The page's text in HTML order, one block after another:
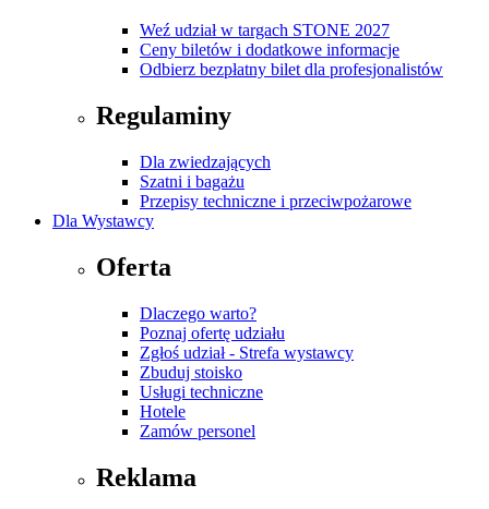
Weź udział w targach STONE 2027
Ceny biletów i dodatkowe informacje
Odbierz bezpłatny bilet dla profesjonalistów
Regulaminy
Dla zwiedzających
Szatni i bagażu
Przepisy techniczne i przeciwpożarowe
Dla Wystawcy
Oferta
Dlaczego warto?
Poznaj ofertę udziału
Zgłoś udział - Strefa wystawcy
Zbuduj stoisko
Usługi techniczne
Hotele
Zamów personel
Reklama